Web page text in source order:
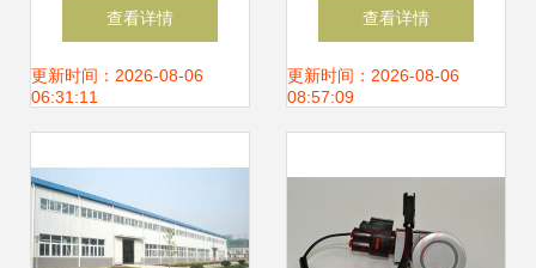
略 从报价参数到汽
配120网的精准选
查看详情
更新时间：2026-08-06
06:31:11
毂油封 价格、选购
与配件厂家指南
查看详情
更新时间：2026-08-06
08:57:09